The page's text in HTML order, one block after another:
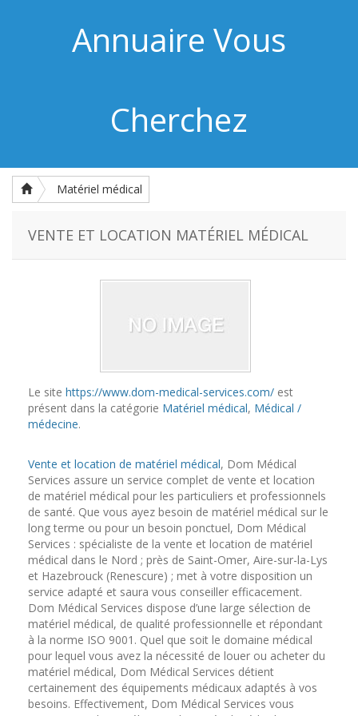
Annuaire Vous
Cherchez
Matériel médical
VENTE ET LOCATION MATÉRIEL MÉDICAL
Le site https://www.dom-medical-services.com/ est
présent dans la catégorie Matériel médical, Médical /
médecine.
Vente et location de matériel médical, Dom Médical
Services assure un service complet de vente et location
de matériel médical pour les particuliers et professionnels
de santé. Que vous ayez besoin de matériel médical sur le
long terme ou pour un besoin ponctuel, Dom Médical
Services : spécialiste de la vente et location de matériel
médical dans le Nord ; près de Saint-Omer, Aire-sur-la-Lys
et Hazebrouck (Renescure) ; met à votre disposition un
service adapté et saura vous conseiller efficacement.
Dom Médical Services dispose d’une large sélection de
matériel médical, de qualité professionnelle et répondant
à la norme ISO 9001. Quel que soit le domaine médical
pour lequel vous avez la nécessité de louer ou acheter du
matériel médical, Dom Médical Services détient
certainement des équipements médicaux adaptés à vos
besoins. Effectivement, Dom Médical Services vous